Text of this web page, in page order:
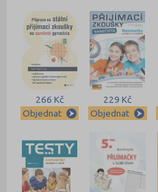
266 Kč
Objednat
229 Kč
Objednat